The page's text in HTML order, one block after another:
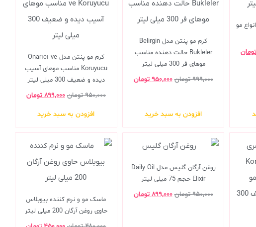
مو
کرم مو پنتن مدل Belirgin
Bukleler حالت دهنده مناسب
موهای فر 300 میلی لیتر
۹۹۹,۰۰۰ تومان ۹۵۰,۰۰۰ تومان
افزودن به سبد خرید
کرم مو پنتن مدل Onarıcı ve
Koruyucu مناسب موهای آسیب
دیده و ضعیف 300 میلی لیتر
۹۵۰,۰۰۰ تومان ۸۹۹,۰۰۰ تومان
افزودن به سبد خرید
روغن آرگان گلیس مدل Daily Oil
Elixir حجم 75 میلی لیتر
۹۵۰,۰۰۰ تومان ۸۹۹,۰۰۰ تومان
ماسک مو و نرم کننده بیوبلاس
حاوی روغن آرگان 200 میلی لیتر